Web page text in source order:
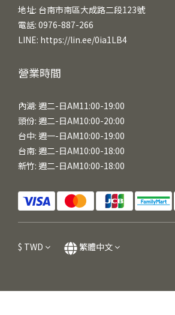
地址: 台南市南區大成路二段123號
電話: 0976-887-266
LINE: https://lin.ee/0ia1LB4
營業時間
內湖: 週二-日AM11:00-19:00
頭份: 週二-日AM10:00-20:00
台中: 週一-日AM10:00-19:00
台南: 週二-日AM10:00-18:00
新竹: 週二-日AM10:00-18:00
$ TWD 繁體中文